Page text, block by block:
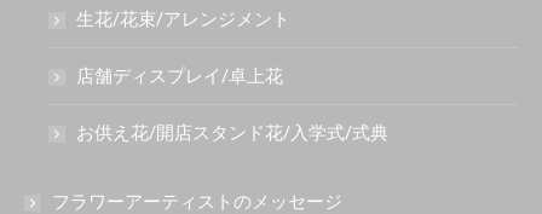
生花/花束/アレンジメント
店舗ディスプレイ/卓上花
お供え花/開店スタンド花/入学式/式典
フラワーアーティストのメッセージ